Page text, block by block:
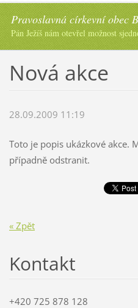
Pravoslavná církevní obec
Pán Ježíš nám otevřel možnost
Nová akce
28.09.2009 11:19
Toto je popis ukázkové akce.
případně odstranit.
« Zpět
Kontakt
+420 725 878 128